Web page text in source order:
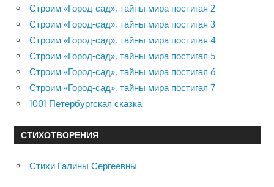
Строим «Город-сад», тайны мира постигая 2
Строим «Город-сад», тайны мира постигая 3
Строим «Город-сад», тайны мира постигая 4
Строим «Город-сад», тайны мира постигая 5
Строим «Город-сад», тайны мира постигая 6
Строим «Город-сад», тайны мира постигая 7
1001 Петербургская сказка
СТИХОТВОРЕНИЯ
Стихи Галины Сергеевны